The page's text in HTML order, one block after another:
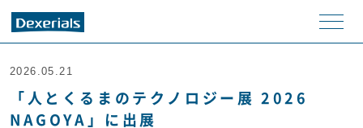
メニ
「人とくるまのテクノロジー展 2026
NAGOYA」に出展
2026.05.21